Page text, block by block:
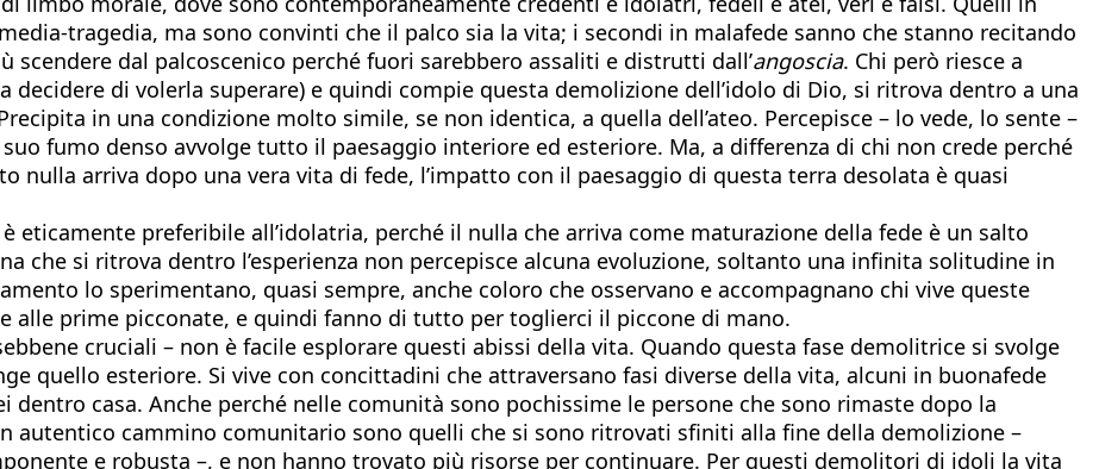
tragedia, ma sono convinti che il palco sia la vita; i secondi in malafede sanno che stanno recitando
scendere dal palcoscenico perché fuori sarebbero assaliti e distrutti dall’angoscia. Chi però riesce a
decidere di volerla superare) e quindi compie questa demolizione dell’idolo di Dio, si ritrova dentro a una
in una condizione molto simile, se non identica, a quella dell’ateo. Percepisce – lo vede, lo sente –
fumo denso avvolge tutto il paesaggio interiore ed esteriore. Ma, a differenza di chi non crede perché
nulla arriva dopo una vera vita di fede, l’impatto con il paesaggio di questa terra desolata è quasi
è eticamente preferibile all’idolatria, perché il nulla che arriva come maturazione della fede è un salto
che si ritrova dentro l’esperienza non percepisce alcuna evoluzione, soltanto una infinita solitudine in
lo sperimentano, quasi sempre, anche coloro che osservano e accompagnano chi vive queste
alle prime picconate, e quindi fanno di tutto per toglierci il piccone di mano.
cruciali – non è facile esplorare questi abissi della vita. Quando questa fase demolitrice si svolge
quello esteriore. Si vive con concittadini che attraversano fasi diverse della vita, alcuni in buonafede
casa. Anche perché nelle comunità sono pochissime le persone che sono rimaste dopo la
autentico cammino comunitario sono quelli che si sono ritrovati sfiniti alla fine della demolizione –
e robusta –, e non hanno trovato più risorse per continuare. Per questi demolitori di idoli la vita